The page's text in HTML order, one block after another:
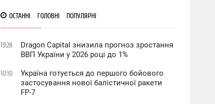
ОСТАННІ ГОЛОВНІ ПОПУЛЯРНІ
19:28
Dragon Capital знизила прогноз зростання
ВВП України у 2026 році до 1%
10:10
Україна готується до першого бойового
застосування нової балістичної ракети
FP-7